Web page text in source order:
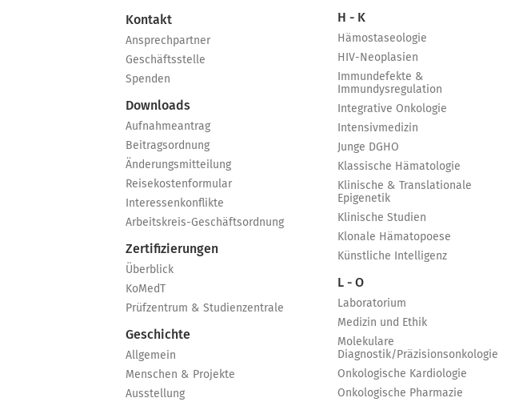
Kontakt
Ansprechpartner
Geschäftsstelle
Spenden
Downloads
Aufnahmeantrag
Beitragsordnung
Änderungsmitteilung
Reisekostenformular
Interessenkonflikte
Arbeitskreis-Geschäftsordnung
Zertifizierungen
Überblick
KoMedT
Prüfzentrum & Studienzentrale
Geschichte
Allgemein
Menschen & Projekte
Ausstellung
H - K
Hämostaseologie
HIV-Neoplasien
Immundefekte &
Immundysregulation
Integrative Onkologie
Intensivmedizin
Junge DGHO
Klassische Hämatologie
Klinische & Translationale
Epigenetik
Klinische Studien
Klonale Hämatopoese
Künstliche Intelligenz
L - O
Laboratorium
Medizin und Ethik
Molekulare
Diagnostik/Präzisionsonkologie
Onkologische Kardiologie
Onkologische Pharmazie